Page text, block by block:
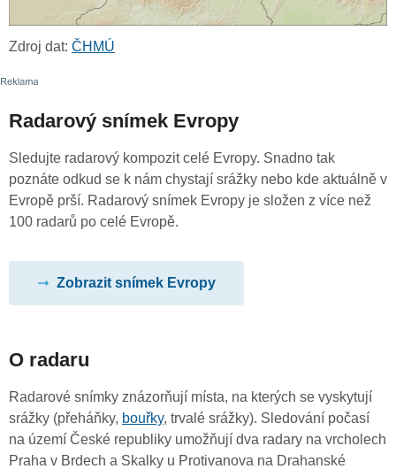
Zdroj dat: ČHMÚ
Radarový snímek Evropy
Sledujte radarový kompozit celé Evropy. Snadno tak
poznáte odkud se k nám chystají srážky nebo kde aktuálně v
Evropě prší. Radarový snímek Evropy je složen z více než
100 radarů po celé Evropě.
Zobrazit snímek Evropy
O radaru
Radarové snímky znázorňují místa, na kterých se vyskytují
srážky (přeháňky, bouřky, trvalé srážky). Sledování počasí
na území České republiky umožňují dva radary na vrcholech
Praha v Brdech a Skalky u Protivanova na Drahanské